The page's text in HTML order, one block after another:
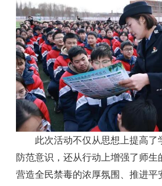
此次活动不仅从思想上提高了
防范意识，还从行动上增强了师生
营造全民禁毒的浓厚氛围、推进平